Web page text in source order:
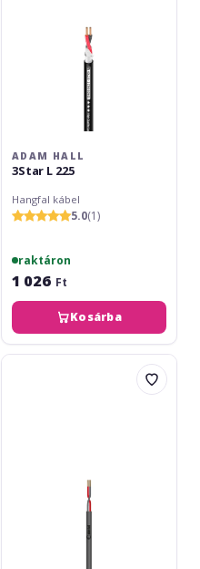
ADAM HALL
3Star L 225
Hangfal kábel
5.0(1)
raktáron
1 026 Ft
Kosárba
Adam